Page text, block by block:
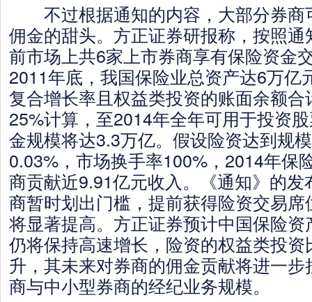
不过根据通知的内容，大部分券商
佣金的甜头。方正证券研报称，按照
前市场上共6家上市券商享有保险资金
2011年底，我国保险业总资产达6万亿
复合增长率且权益类投资的账面余额
25%计算，至2014年全年可用于投资
金规模将达3.3万亿。假设险资达到规
0.03%，市场换手率100%，2014年保
商贡献近9.91亿元收入。《通知》的
商暂时划出门槛，提前获得险资交易
将显著提高。方正证券预计中国保险
仍将保持高速增长，险资的权益类投
升，其未来对券商的佣金贡献将进一
商与中小型券商的经纪业务规模。